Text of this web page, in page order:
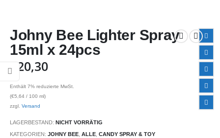
Johny Bee Lighter Spray
15ml x 24pcs
€ 20,30
Enthält 7% reduzierte MwSt.
(€5,64 / 100 ml)
zzgl. Versand
LAGERBESTAND: NICHT VORRÄTIG
KATEGORIEN: JOHNY BEE ALLE CANDY SPRAY & TOY